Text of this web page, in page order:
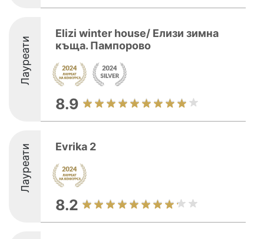
Лауреати
Elizi winter house/ Елизи зимна
къща. Пампорово
8.9
Лауреати Evrika 2
8.2